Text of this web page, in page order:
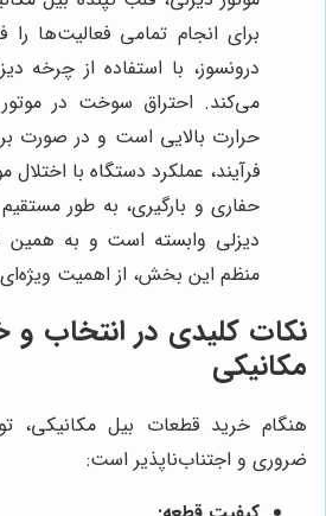
برای انجام تمامی فعالیت‌ها را
درونسوز، با استفاده از چرخه
می‌کند. احتراق سوخت در موتور
حرارت بالایی است و در صورت
فرآیند، عملکرد دستگاه با
حفاری و بارگیری، به طور
دیزلی وابسته است و به همین
منظم این بخش، از اهمیت
نکات کلیدی در انتخاب و
مکانیکی
هنگام خرید قطعات بیل مکانیکی،
ضروری و اجتناب‌ناپذیر است: